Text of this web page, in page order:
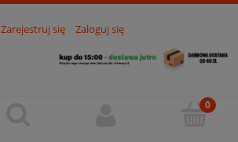
Zarejestruj się Zaloguj się